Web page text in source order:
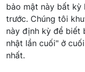
bảo mật này bất kỳ
trước. Chúng tôi
này định kỳ để biết
nhật lần cuối" ở
nhất.